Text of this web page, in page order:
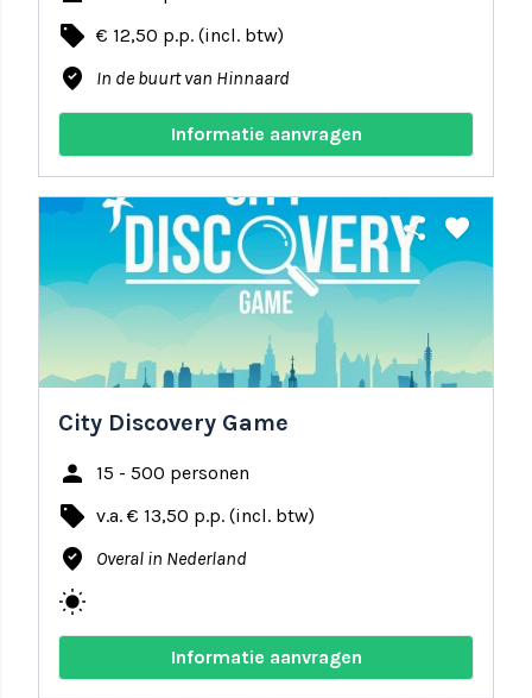
local_offer € 12,50 p.p. (incl. btw)
where_to_vote In de buurt van Hinnaard
Informatie aanvragen
share favorite
City Discovery Game
person 15 - 500 personen
local_offer v.a. € 13,50 p.p. (incl. btw)
where_to_vote Overal in Nederland
wb_sunny
Informatie aanvragen